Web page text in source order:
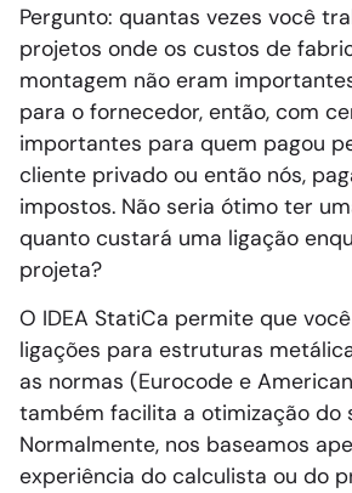
Pergunto: quantas vezes você
projetos onde os custos de
montagem não eram
para o fornecedor, então, com
importantes para quem pagou
cliente privado ou então nós,
impostos. Não seria ótimo ter
quanto custará uma ligação
projeta?
O IDEA StatiCa permite que
ligações para estruturas
as normas (Eurocode e
também facilita a otimização do
Normalmente, nos baseamos
experiência do calculista ou do